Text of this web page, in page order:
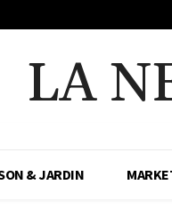
LA
& JARDIN